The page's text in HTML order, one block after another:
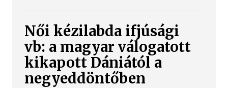
Női kézilabda ifjúsági
vb: a magyar válogatott
kikapott Dániától a
negyeddöntőben